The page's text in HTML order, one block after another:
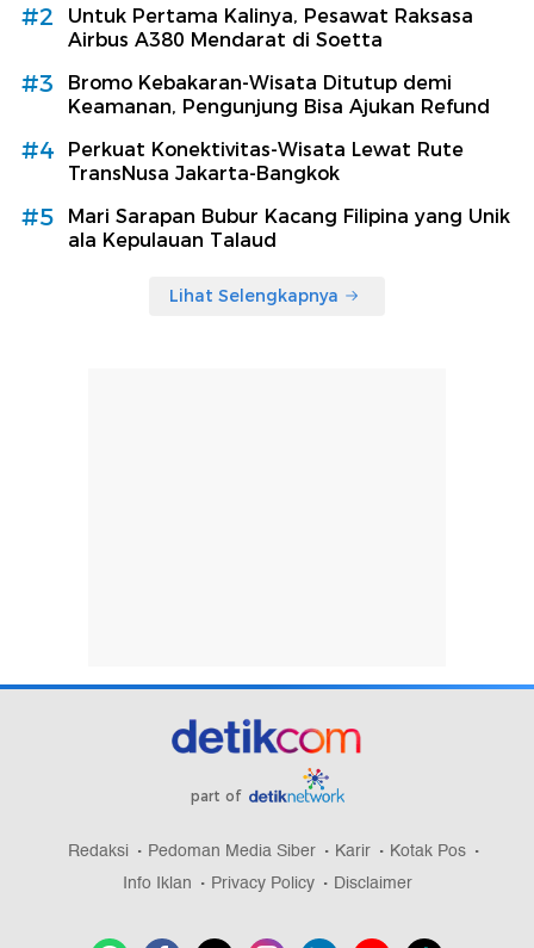
#2
Untuk Pertama Kalinya, Pesawat Raksasa
Airbus A380 Mendarat di Soetta
#3
Bromo Kebakaran-Wisata Ditutup demi
Keamanan, Pengunjung Bisa Ajukan Refund
#4
Perkuat Konektivitas-Wisata Lewat Rute
TransNusa Jakarta-Bangkok
#5
Mari Sarapan Bubur Kacang Filipina yang Unik
ala Kepulauan Talaud
Lihat Selengkapnya
part of
Redaksi Pedoman Media Siber Karir
Kotak Pos
Info Iklan
Privacy Policy Disclaimer